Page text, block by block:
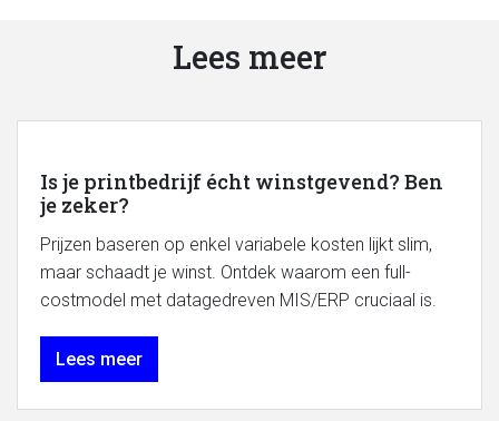
Lees meer
Is je printbedrijf écht winstgevend? Ben
je zeker?
Prijzen baseren op enkel variabele kosten lijkt slim,
maar schaadt je winst. Ontdek waarom een full-
costmodel met datagedreven MIS/ERP cruciaal is.
Lees meer